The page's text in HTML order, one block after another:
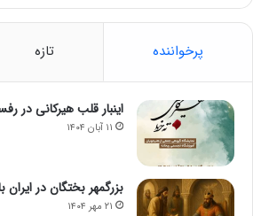
پرخواننده تازه
اینبار قلب هیرکانی در
۱۱ آبان ۱۴۰۴
بزرگمهر بختگان در ایران
۲۱ مهر ۱۴۰۴